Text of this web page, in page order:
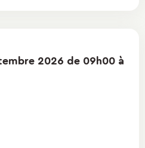
2026 de 09h00 à